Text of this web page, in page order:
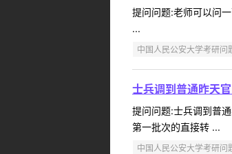
提问问题:老师可以问
...
中国人民公安大学考研问
士兵调到普通昨天
提问问题:士兵调到普
第一批次的直接转 ...
中国人民公安大学考研问